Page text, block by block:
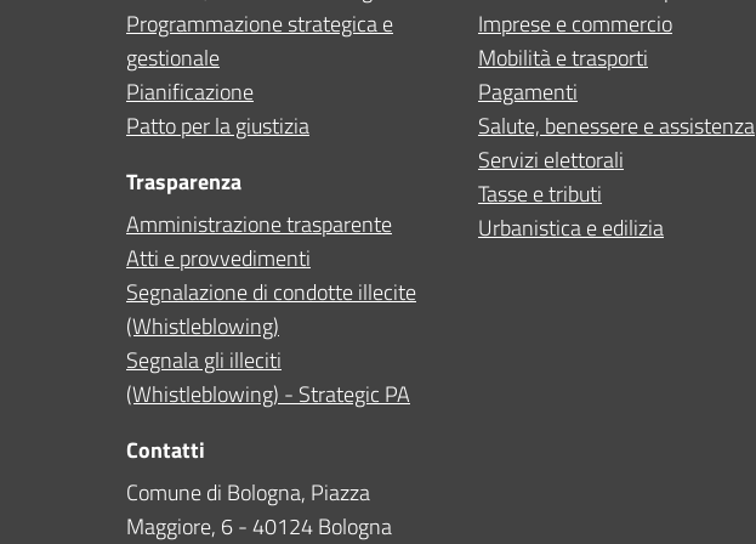
Programmazione strategica e
gestionale
Pianificazione
Patto per la giustizia
Trasparenza
Amministrazione trasparente
Atti e provvedimenti
Segnalazione di condotte illecite
(Whistleblowing)
Segnala gli illeciti
(Whistleblowing) - Strategic PA
Contatti
Comune di Bologna, Piazza
Maggiore, 6 - 40124 Bologna
Imprese e commercio
Mobilità e trasporti
Pagamenti
Salute, benessere e assistenza
Servizi elettorali
Tasse e tributi
Urbanistica e edilizia